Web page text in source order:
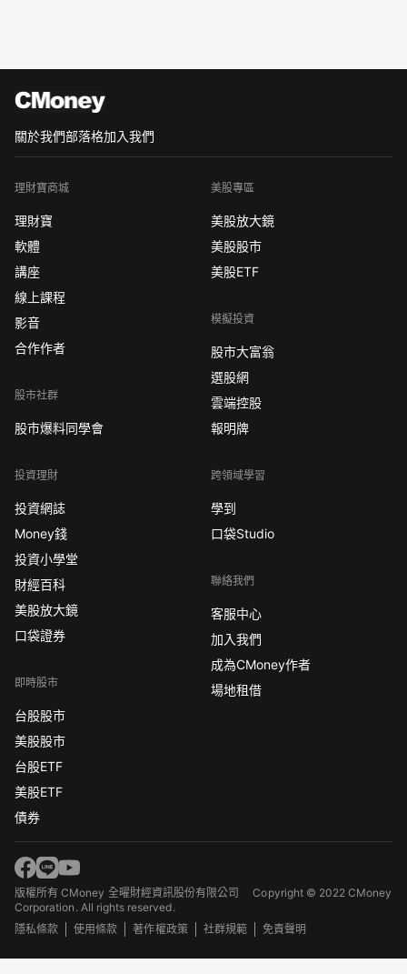
關於我們部落格加入我們
理財寶商城
理財寶
軟體
講座
線上課程
影音
合作作者
股市社群
股市爆料同學會
投資理財
投資網誌
Money錢
投資小學堂
財經百科
美股放大鏡
口袋證券
即時股市
台股股市
美股股市
台股ETF
美股ETF
債券
美股專區
美股放大鏡
美股股市
美股ETF
模擬投資
股市大富翁
選股網
雲端控股
報明牌
跨領域學習
學到
口袋Studio
聯絡我們
客服中心
加入我們
成為CMoney作者
場地租借
版權所有 CMoney 全曜財經資訊股份有限公司Copyright © 2022 CMoney
Corporation. All rights reserved.
隱私條款
使用條款 著作權政策 社群規範 免責聲明